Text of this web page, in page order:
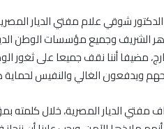
شوقي علام مفتي الديار
الشريف وجميع مؤسسات الوطن
مضيفا أننا نقف جميعا على ثغور
ويدفعون الغالي والنفيس
مفتي الديار المصرية، خلال كلمته
اختتام معسكر
للطالبات
43
درجة